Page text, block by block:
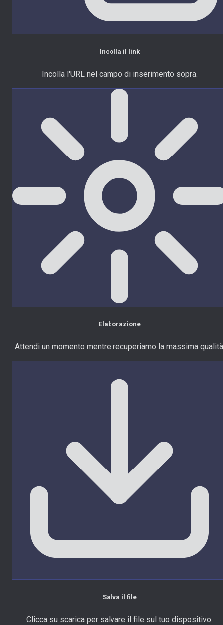
Incolla il link
Incolla l'URL nel campo di inserimento sopra.
Elaborazione
Attendi un momento mentre recuperiamo la massima
Salva il file
Clicca su scarica per salvare il file sul tuo dispositivo.